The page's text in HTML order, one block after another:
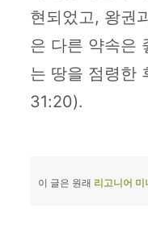
현되었고, 왕권
은 다른 약속은
는 땅을 점령한
31:20).
이 글은 원래 리고니어 미